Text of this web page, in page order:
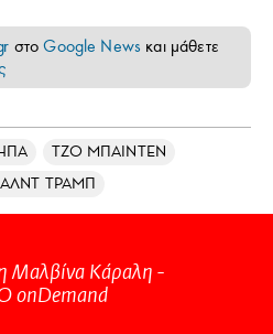
στοGoogle News και μάθετε
ΤΖΟ ΜΠΑΙΝΤΕΝ
ΤΡΑΜΠ
Μαλβίνα Κάραλη -
onDemand